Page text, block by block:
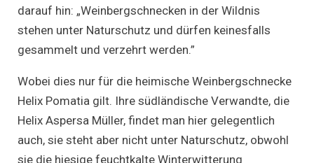
darauf hin: „Weinbergschnecken in der Wildnis
stehen unter Naturschutz und dürfen keinesfalls
gesammelt und verzehrt werden.”
Wobei dies nur für die heimische Weinbergschnecke
Helix Pomatia gilt. Ihre südländische Verwandte, die
Helix Aspersa Müller, findet man hier gelegentlich
auch, sie steht aber nicht unter Naturschutz, obwohl
sie die hiesige feuchtkalte Winterwitterung